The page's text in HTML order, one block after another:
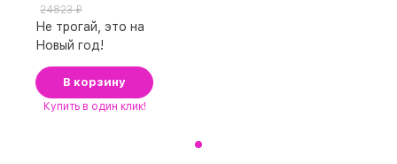
24823 ₽
Не трогай, это на
Новый год!
В корзину
Купить в один клик!